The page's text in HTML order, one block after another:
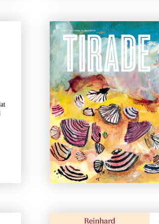
Uwe Johnson
Een jaar uit het leven van Gesine
Cresspahl
€49,50
BESTEL